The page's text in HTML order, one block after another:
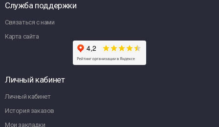
Служба поддержки
Связаться с нами
Карта сайта
Личный кабинет
Личный кабинет
История заказов
Мои закладки